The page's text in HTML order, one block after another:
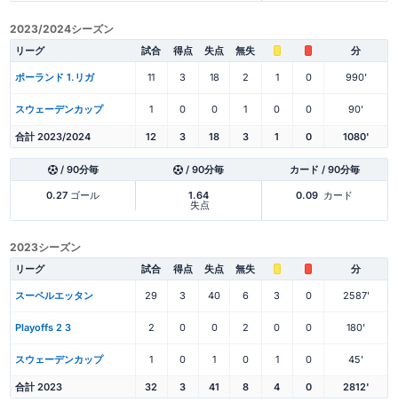
2023/2024シーズン
リーグ 試合 得点 失点 無失 分
ポーランド 1.リガ 11 3 18 2 1 0 990'
スウェーデンカップ 1 0 0 1 0 0 90'
合計 2023/2024 12 3 18 3 1 0 1080'
/ 90分毎 / 90分毎 カード / 90分毎
0.27 ゴール 1.64
失点
0.09 カード
2023シーズン
リーグ 試合 得点 失点 無失 分
スーペルエッタン 29 3 40 6 3 0 2587'
Playoffs 2 3 2 0 0 2 0 0 180'
スウェーデンカップ 1 0 1 0 1 0 45'
合計 2023 32 3 41 8 4 0 2812'